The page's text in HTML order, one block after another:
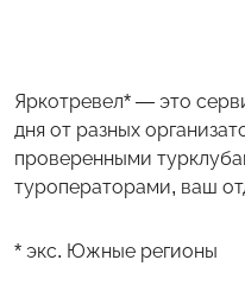
Яркотревел* — это
дня от разных
проверенными
туроператорами, ваш
* экс. Южные регионы